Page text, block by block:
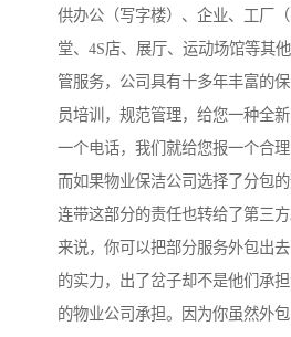
供办公（写字楼）、企业、工厂
堂、4S店、展厅、运动场馆等其
管服务，公司具有十多年丰富的
员培训，规范管理，给您一种全
一个电话，我们就给您报一个合
而如果物业保洁公司选择了分包
连带这部分的责任也转给了第三
来说，你可以把部分服务外包出
的实力，出了岔子却不是他们承
的物业公司承担。因为你虽然外